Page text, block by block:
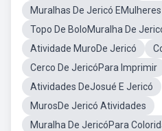
Muralhas De Jericó
Topo De BoloMuralha De
Atividade MuroDe Jericó
Cerco De JericóPara Imprimir
Atividades DeJosué E Jericó
MurosDe Jericó Atividades
Muralha De JericóPara